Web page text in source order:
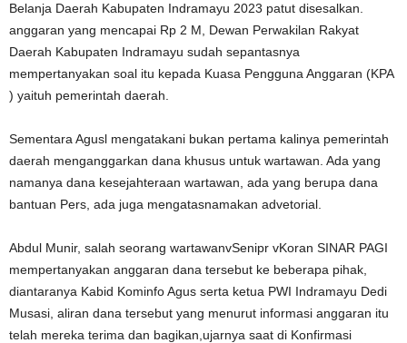
Belanja Daerah Kabupaten Indramayu 2023 patut disesalkan.
anggaran yang mencapai Rp 2 M, Dewan Perwakilan Rakyat
Daerah Kabupaten Indramayu sudah sepantasnya
mempertanyakan soal itu kepada Kuasa Pengguna Anggaran (KPA
) yaituh pemerintah daerah.
Sementara Agusl mengatakani bukan pertama kalinya pemerintah
daerah menganggarkan dana khusus untuk wartawan. Ada yang
namanya dana kesejahteraan wartawan, ada yang berupa dana
bantuan Pers, ada juga mengatasnamakan advetorial.
Abdul Munir, salah seorang wartawanvSenipr vKoran SINAR PAGI
mempertanyakan anggaran dana tersebut ke beberapa pihak,
diantaranya Kabid Kominfo Agus serta ketua PWI Indramayu Dedi
Musasi, aliran dana tersebut yang menurut informasi anggaran itu
telah mereka terima dan bagikan,ujarnya saat di Konfirmasi